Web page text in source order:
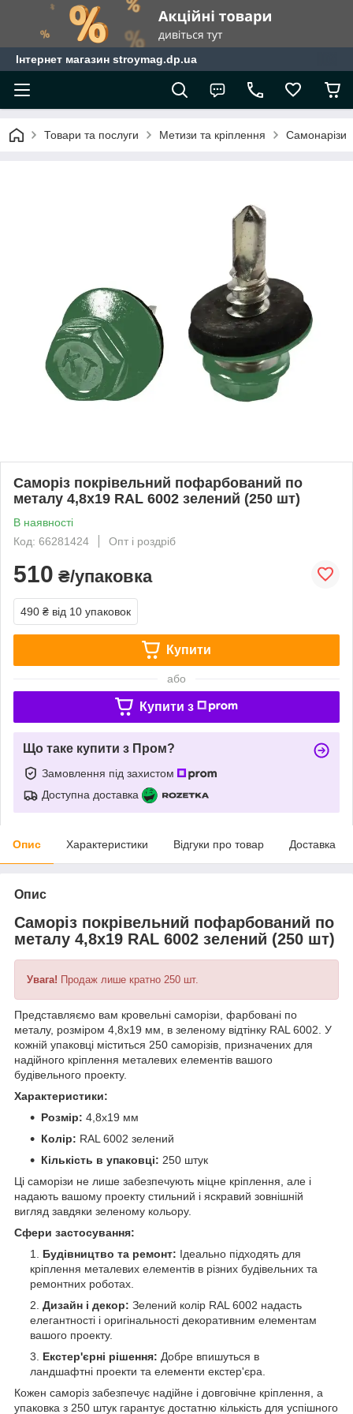
Інтернет магазин stroymag.dp.ua
Товари та послуги Метизи та кріплення Самонарізи
Саморіз покрівельний пофарбований по
металу 4,8х19 RAL 6002 зелений (250 шт)
В наявності
Код: 66281424
Опт і роздріб
510 ₴/упаковка
490 ₴ від 10 упаковок
Купити
або
Купити з
Що таке купити з Пром?
Замовлення під захистом
Доступна доставка
Опис Характеристики Відгуки про товар Доставка
Опис
Саморіз покрівельний пофарбований по
металу 4,8х19 RAL 6002 зелений (250 шт)
Увага! Продаж лише кратно 250 шт.
Представляємо вам кровельні саморізи, фарбовані по
металу, розміром 4,8x19 мм, в зеленому відтінку RAL 6002. У
кожній упаковці міститься 250 саморізів, призначених для
надійного кріплення металевих елементів вашого
будівельного проекту.
Характеристики:
Розмір: 4,8x19 мм
Колір: RAL 6002 зелений
Кількість в упаковці: 250 штук
Ці саморізи не лише забезпечують міцне кріплення, але і
надають вашому проекту стильний і яскравий зовнішній
вигляд завдяки зеленому кольору.
Сфери застосування:
Будівництво та ремонт: Ідеально підходять для
кріплення металевих елементів в різних будівельних та
ремонтних роботах.
Дизайн і декор: Зелений колір RAL 6002 надасть
елегантності і оригінальності декоративним елементам
вашого проекту.
Екстер'єрні рішення: Добре впишуться в
ландшафтні проекти та елементи екстер'єра.
Кожен саморіз забезпечує надійне і довговічне кріплення, а
упаковка з 250 штук гарантує достатню кількість для успішного